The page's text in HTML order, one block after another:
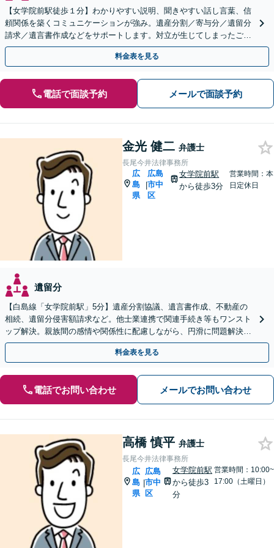
【女学院前駅徒歩１分】わかりやすい説明、聞きやすい話し言葉、信
頼関係を築くコミュニケーションが強み。遺産分割／寄与分／遺留分
請求／遺言書作成などをサポートします。対立が生じてしまったご家
族間の感情にも丁寧に配慮いたします。
料金表を見る
電話で面談予約 メールで面談予約
金光 健二 弁護士
長尾今井法律事務所
広
島
県
|
広島
市中
区
女学院前駅
から徒歩3分
営業時間：本
日定休日
遺留分
【白島線「女学院前駅」5分】遺産分割協議、遺言書作成、不動産の
相続、遺留分侵害額請求など。他士業連携で関連手続き等もワンスト
ップ解決。親族間の感情や関係性に配慮しながら、円滑に問題解決へ
【初回相談無料】
料金表を見る
電話でお問い合わせ メールでお問い合わせ
高橋 慎平 弁護士
長尾今井法律事務所
広
島
県
|
広島
市中
区
女学院前駅
から徒歩3
分
営業時間：10:00~
17:00（土曜日）